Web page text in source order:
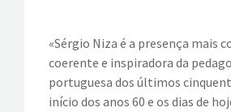
EVENTOS
VÍDEOS
«Sérgio Niza é a presença mais
coerente e inspiradora da
portuguesa dos últimos
início dos anos 60 e os dias de